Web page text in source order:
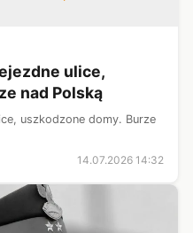
ulice,
nad Polską
uszkodzone domy. Burze
14.07.2026 14:32